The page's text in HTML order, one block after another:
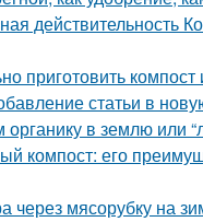
действительность
приготовить
статьи в
в землю или
компост: его
через мясорубку на